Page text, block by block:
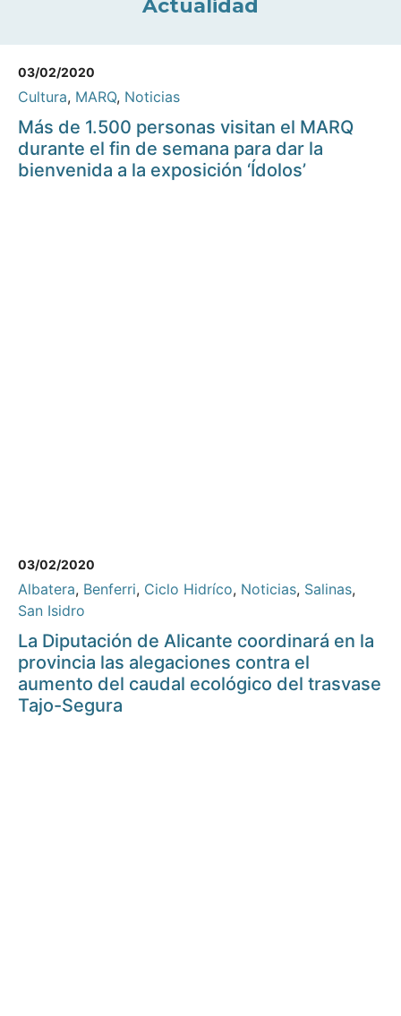
Actualidad
03/02/2020
Cultura, MARQ, Noticias
Más de 1.500 personas visitan el MARQ
durante el fin de semana para dar la
bienvenida a la exposición ‘Ídolos’
03/02/2020
Albatera, Benferri, Ciclo Hidríco, Noticias, Salinas,
San Isidro
La Diputación de Alicante coordinará en la
provincia las alegaciones contra el
aumento del caudal ecológico del trasvase
Tajo-Segura